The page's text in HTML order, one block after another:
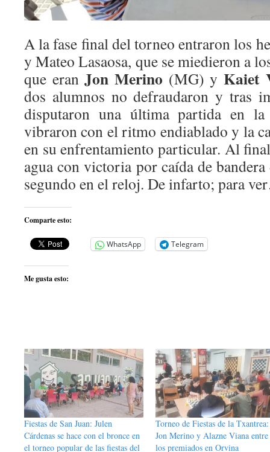
A la fase final del torneo entraron los
y Mateo Lasaosa, que se miedieron a
que eranJon Merino (MG) yKaiet
dos alumnos no defraudaron y tras
disputaron una última partida en la
vibraron con el ritmo endiablado y la
en su enfrentamiento particular. Al
agua con victoria por caída de
segundo en el reloj. De infarto; para
Comparte esto:
WhatsApp Telegram
Me gusta esto:
Fiestas de San Juan: Julen
Cárdenas se hace con el bronce en
el torneo popular de las fiestas del
Torneo de Fiestas de la Txantrea:
Jon Merino y Alazne Viana entre
los premiados en Orvina